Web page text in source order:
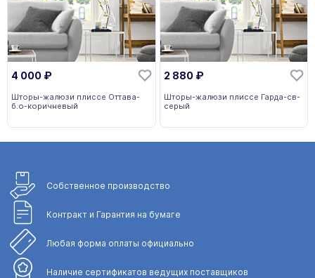
4 000 ₽
Шторы-жалюзи плиссе Оттава-
б.о-коричневый
2 880 ₽
Шторы-жалюзи плиссе Гарда-св-
серый
Собственное производство
Контракт и Гарантия на бумаге
Любая форма оплаты официально
Наличие сертификатов ведущих поставщиков